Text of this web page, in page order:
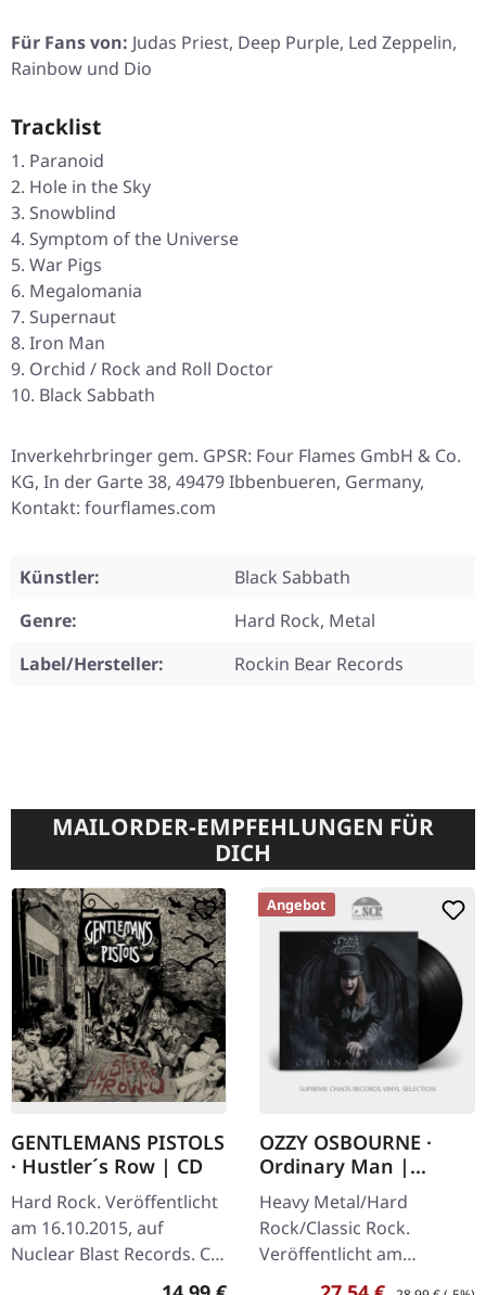
Für Fans von: Judas Priest, Deep Purple, Led Zeppelin,
Rainbow und Dio
Tracklist
Paranoid
Hole in the Sky
Snowblind
Symptom of the Universe
War Pigs
Megalomania
Supernaut
Iron Man
Orchid / Rock and Roll Doctor
Black Sabbath
Inverkehrbringer gem. GPSR: Four Flames GmbH & Co.
KG, In der Garte 38, 49479 Ibbenbueren, Germany,
Kontakt: fourflames.com
Künstler:
Black Sabbath
Genre:
Hard Rock, Metal
Label/Hersteller:
Rockin Bear Records
MAILORDER-EMPFEHLUNGEN FÜR
DICH
GENTLEMANS PISTOLS
· Hustler´s Row | CD
Hard Rock. Veröffentlicht
am 16.10.2015, auf
Nuclear Blast Records. CD
im Jwelcase. Gentlemans
Angebot
OZZY OSBOURNE ·
Ordinary Man |
BLACK LP
Heavy Metal/Hard
Rock/Classic Rock.
Veröffentlicht am
21.02.2020, auf SonyRegulärer